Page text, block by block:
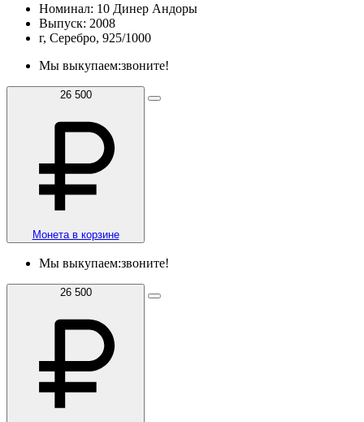
Номинал: 10 Динер Андоры
Выпуск: 2008
г, Серебро, 925/1000
Мы выкупаем:звоните!
26 500
Монета в корзине
Мы выкупаем:звоните!
26 500